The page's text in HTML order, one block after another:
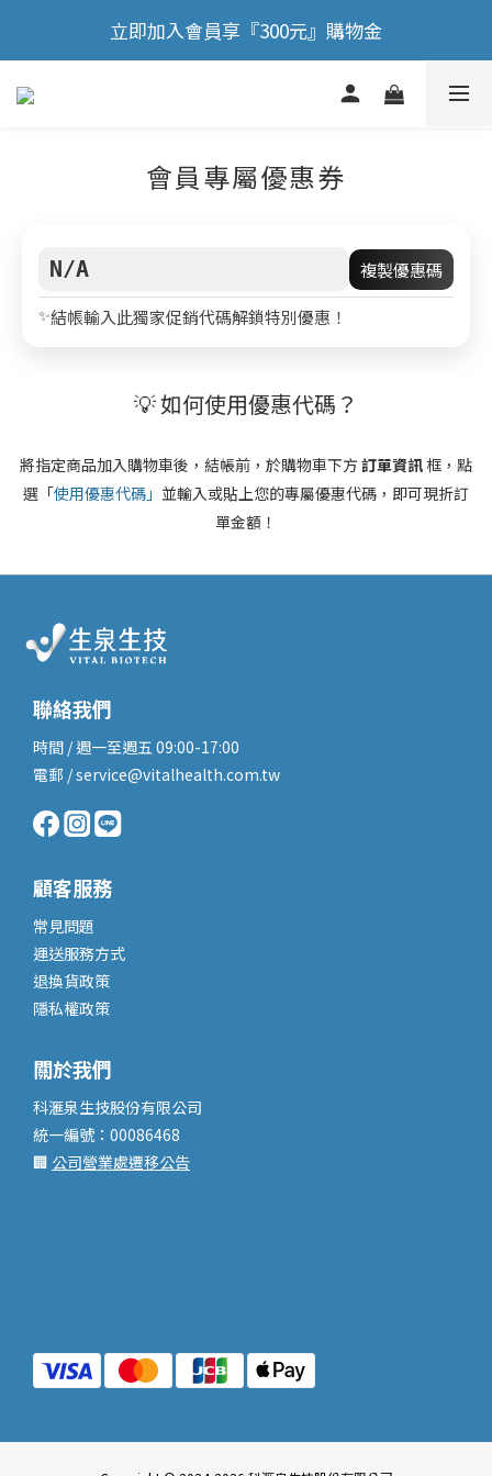
🎉 歡慶88節，滿額送膠原蛋白正貨！！
立即加入會員享『300元』購物金
🎉 歡慶88節，滿額送膠原蛋白正貨！！
會員專屬優惠券
N/A 複製優惠碼
✨結帳輸入此獨家促銷代碼解鎖特別優惠！
💡 如何使用優惠代碼？
將指定商品加入購物車後，結帳前，於購物車下方訂單資訊 框，點
選「使用優惠代碼」 並輸入或貼上您的專屬優惠代碼，即可現折訂
單金額！
聯絡我們
時間 / 週一至週五 09:00-17:00
電郵 / service@vitalhealth.com.tw
顧客服務
常見問題
運送服務方式
退換貨政策
隱私權政策
關於我們
科滙泉生技股份有限公司
統一編號：00086468
🏢 公司營業處遷移公告